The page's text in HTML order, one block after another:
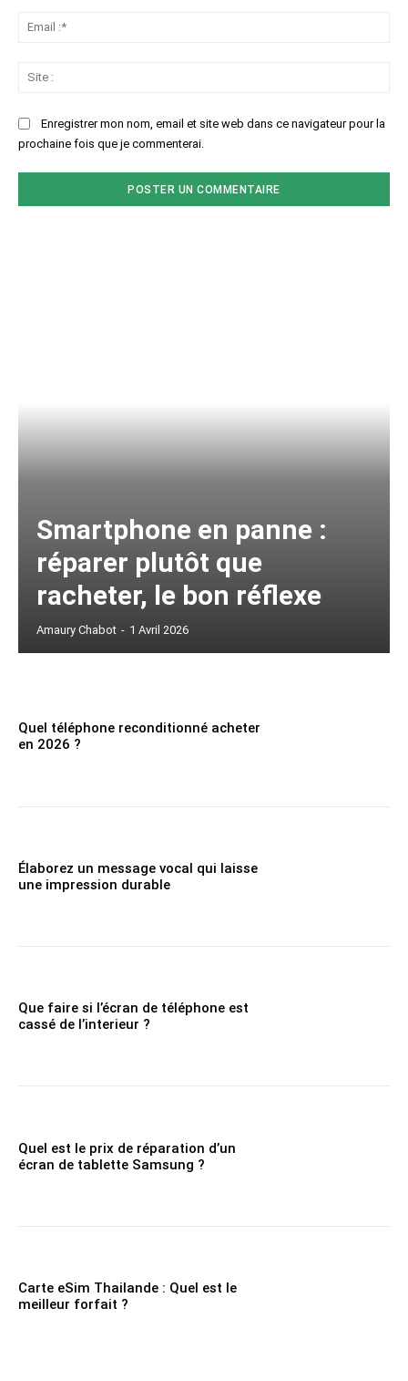
Enregistrer mon nom, email et site web dans ce navigateur pour la
prochaine fois que je commenterai.
Smartphone en panne :
réparer plutôt que
racheter, le bon réflexe
Amaury Chabot - 1 Avril 2026
Quel téléphone reconditionné acheter
en 2026 ?
Élaborez un message vocal qui laisse
une impression durable
Que faire si l’écran de téléphone est
cassé de l’interieur ?
Quel est le prix de réparation d’un
écran de tablette Samsung ?
Carte eSim Thailande : Quel est le
meilleur forfait ?